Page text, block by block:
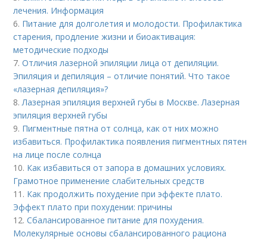
лечения. Информация
6. Питание для долголетия и молодости. Профилактика
старения, продление жизни и биоактивация:
методические подходы
7.Отличия лазерной эпиляции лица от депиляции.
Эпиляция и депиляция – отличие понятий. Что такое
«лазерная депиляция»?
8.Лазерная эпиляция верхней губы в Москве. Лазерная
эпиляция верхней губы
9. Пигментные пятна от солнца, как от них можно
избавиться. Профилактика появления пигментных пятен
на лице после солнца
10. Как избавиться от запора в домашних условиях.
Грамотное применение слабительных средств
11. Как продолжить похудение при эффекте плато.
Эффект плато при похудении: причины
12.Сбалансированное питание для похудения.
Молекулярные основы сбалансированного рациона